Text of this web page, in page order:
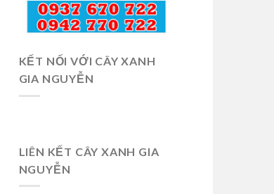
KẾT NỐI VỚI CÂY XANH
GIA NGUYỄN
LIÊN KẾT CÂY XANH GIA
NGUYỄN